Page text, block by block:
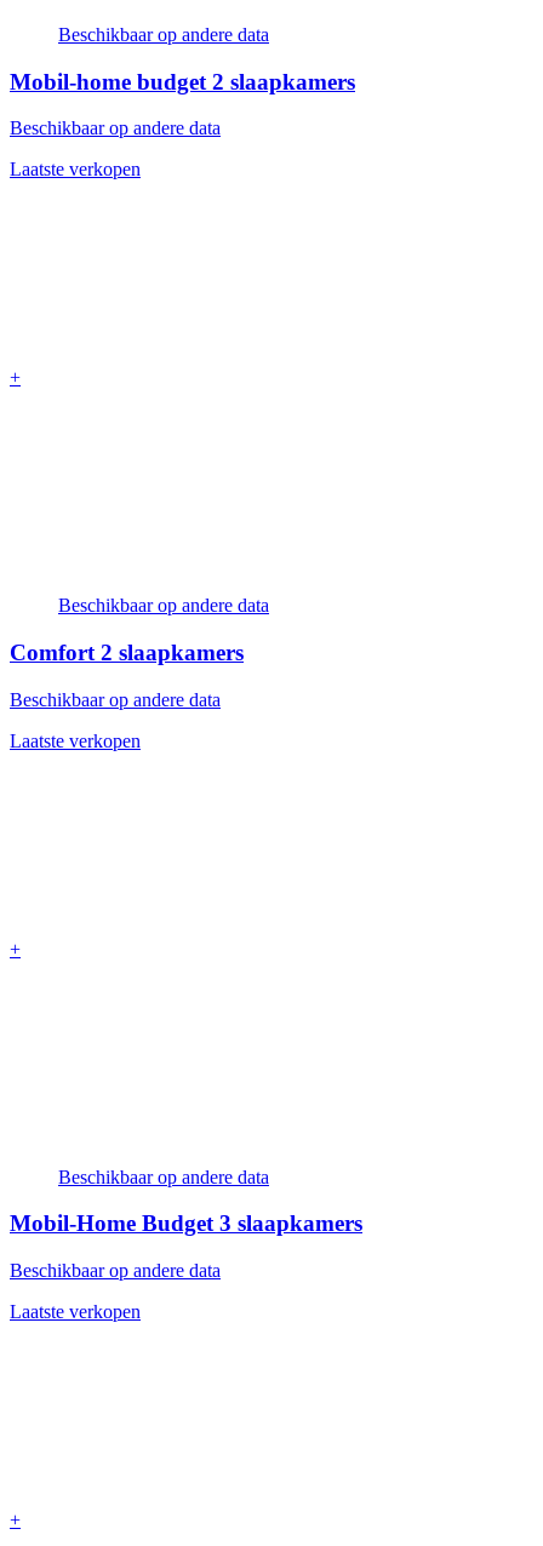
Beschikbaar op andere data
Mobil-home budget 2 slaapkamers
Beschikbaar op andere data
Laatste verkopen
+
Beschikbaar op andere data
Comfort 2 slaapkamers
Beschikbaar op andere data
Laatste verkopen
+
Beschikbaar op andere data
Mobil-Home Budget3 slaapkamers
Beschikbaar op andere data
Laatste verkopen
+